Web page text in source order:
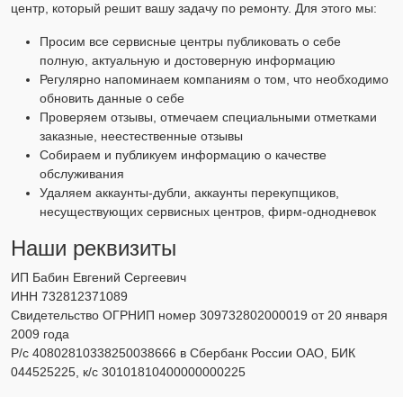
центр, который решит вашу задачу по ремонту. Для этого мы:
Просим все сервисные центры публиковать о себе
полную, актуальную и достоверную информацию
Регулярно напоминаем компаниям о том, что необходимо
обновить данные о себе
Проверяем отзывы, отмечаем специальными отметками
заказные, неестественные отзывы
Собираем и публикуем информацию о качестве
обслуживания
Удаляем аккаунты-дубли, аккаунты перекупщиков,
несуществующих сервисных центров, фирм-однодневок
Наши реквизиты
ИП Бабин Евгений Сергеевич
ИНН 732812371089
Свидетельство ОГРНИП номер 309732802000019 от 20 января
2009 года
Р/с 40802810338250038666 в Сбербанк России ОАО, БИК
044525225, к/с 30101810400000000225